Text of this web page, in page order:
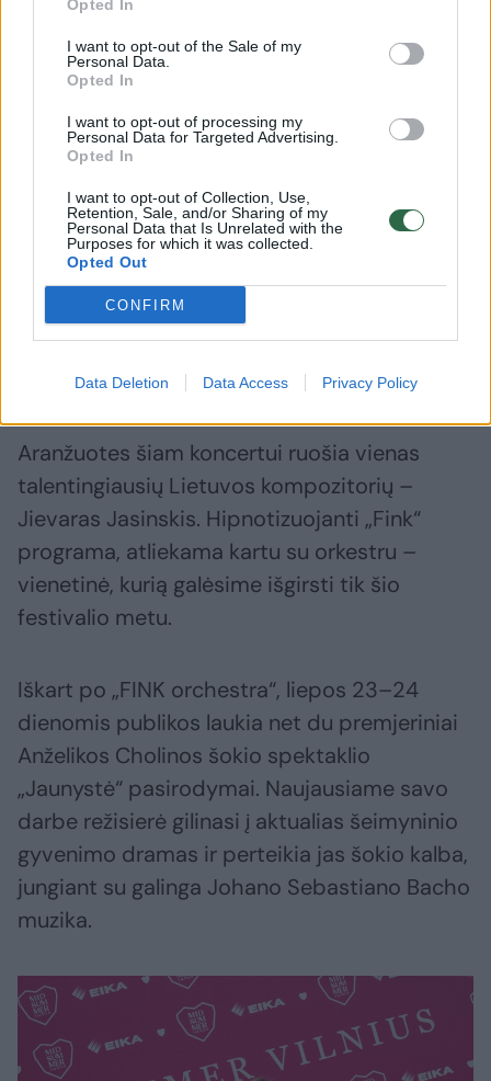
Opted In
I want to opt-out of the Sale of my
Personal Data.
Opted In
I want to opt-out of processing my
Personal Data for Targeted Advertising.
Opted In
I want to opt-out of Collection, Use,
Retention, Sale, and/or Sharing of my
Personal Data that Is Unrelated with the
Purposes for which it was collected.
Opted Out
CONFIRM
Data Deletion Data Access Privacy Policy
grupe, pučiamaisiais, pritariančiaisiais
vokalais bei choru – ir žada vakarėlio šėlsmą
nešančią vidurvasario ekstazę. Beje, vieną
ypatingą kūrinį ji atliks drauge su Ignu
Pociūnu-„Daddy Was A Milkman“.
Penktasis festivalio pasirodymas – „FINK
orchestra“ – vienas laukiamiausių šių metų
festivalio reginių. Tai – „Midsummer Vilnius“
inicijuota tarptautinė kolaboracija su „Fink“ ir
maestro Modesto Pitrėno diriguojamu
Lietuvos kameriniu orkestru (LKO).
Aranžuotes šiam koncertui ruošia vienas
talentingiausių Lietuvos kompozitorių –
Jievaras Jasinskis. Hipnotizuojanti „Fink“
programa, atliekama kartu su orkestru –
vienetinė, kurią galėsime išgirsti tik šio
festivalio metu.
Iškart po „FINK orchestra“, liepos 23–24
dienomis publikos laukia net du premjeriniai
Anželikos Cholinos šokio spektaklio
„Jaunystė“ pasirodymai. Naujausiame savo
darbe režisierė gilinasi į aktualias šeimyninio
gyvenimo dramas ir perteikia jas šokio kalba,
jungiant su galinga Johano Sebastiano Bacho
muzika.